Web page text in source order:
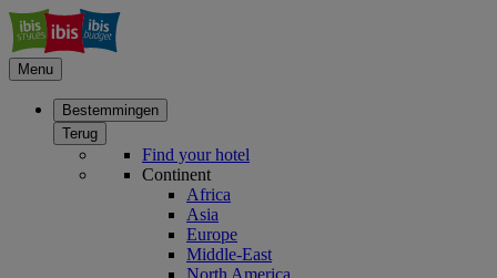
Menu
Bestemmingen
Terug
Find your hotel
Continent
Africa
Asia
Europe
Middle-East
North America